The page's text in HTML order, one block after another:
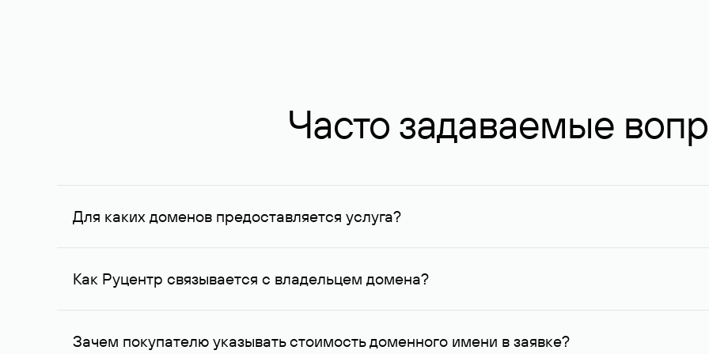
Часто задаваемые
Для каких доменов предоставляется услуга?
Услуга доступна для доменов, зарегистрированных в Руцентре и у других регистраторов. Для доменов,
Как Руцентр связывается с владельцем домена?
Для связи с владельцем домена используются его контактные данные, доступные Руцентру.
Зачем покупателю указывать стоимость доменного имени в заявке?